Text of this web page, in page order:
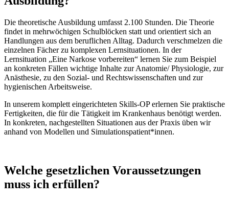
Die theoretische Ausbildung umfasst 2.100 Stunden. Die Theorie
findet in mehrwöchigen Schulblöcken statt und orientiert sich an
Handlungen aus dem beruflichen Alltag. Dadurch verschmelzen die
einzelnen Fächer zu komplexen Lernsituationen. In der
Lernsituation „Eine Narkose vorbereiten“ lernen Sie zum Beispiel
an konkreten Fällen wichtige Inhalte zur Anatomie/ Physiologie, zur
Anästhesie, zu den Sozial- und Rechtswissenschaften und zur
hygienischen Arbeitsweise.
In unserem komplett eingerichteten Skills-OP erlernen Sie praktische
Fertigkeiten, die für die Tätigkeit im Krankenhaus benötigt werden.
In konkreten, nachgestellten Situationen aus der Praxis üben wir
anhand von Modellen und Simulationspatient*innen.
Welche gesetzlichen Voraussetzungen
muss ich erfüllen?